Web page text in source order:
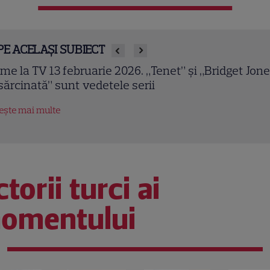
ACELAȘI SUBIECT
(2007). Ray Winstone și Angelina Jolie într-o
epică a celui mai vechi poem englez
mai multe
turci ai